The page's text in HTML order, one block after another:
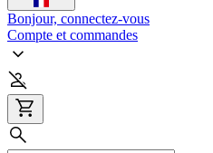
Bonjour, connectez-vous
Compte et commandes